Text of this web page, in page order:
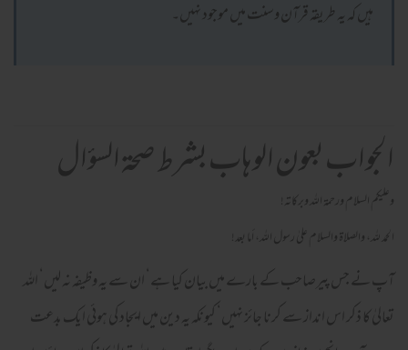
ہیں کہ یہ طریقہ قرآن وسنت میں موجود نہیں۔
الجواب بعون الوهاب بشرط صحة السؤال
وعلیکم السلام ورحمة اللہ وبرکاته!
الحمد لله، والصلاة والسلام علىٰ رسول الله، أما بعد!
آپ نے جس پیرصاحب کے بارے میں بیان کیا ہے‘ ان سے یہ وظیفہ نہ لیں‘ اللہ
تعالیٰ کا ذکر اس انداز سے کرنا جائز نہیں‘ کیونکہ یہ دین میں ایجاد کی ہوئی ایک بدعت